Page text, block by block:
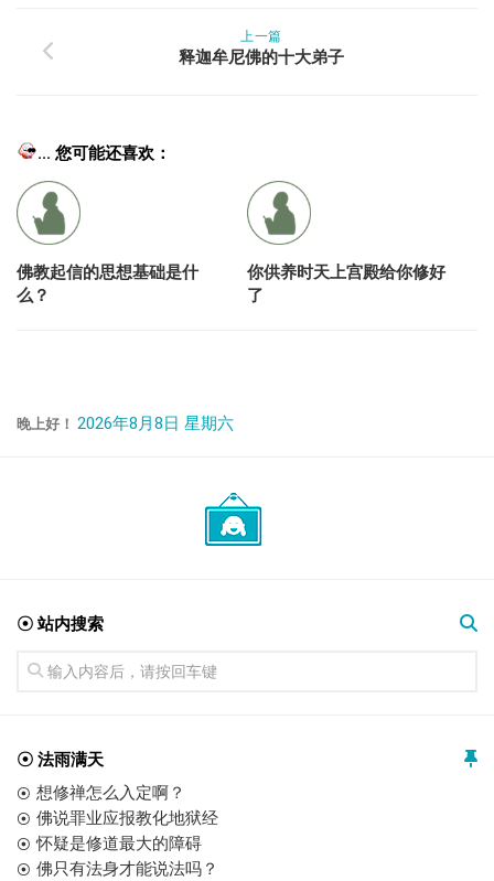
上一篇
释迦牟尼佛的十大弟子
... 您可能还喜欢：
佛教起信的思想基础是什
么？
你供养时天上宫殿给你修好
了
晚上好！ 2026年8月8日 星期六
☉ 站内搜索
☉ 法雨满天
想修禅怎么入定啊？
佛说罪业应报教化地狱经
怀疑是修道最大的障碍
佛只有法身才能说法吗？